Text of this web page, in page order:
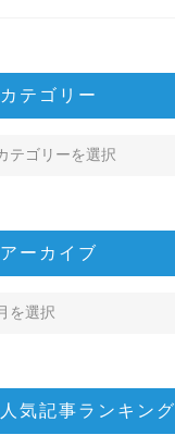
カテゴリー
アーカイブ
人気記事ランキング